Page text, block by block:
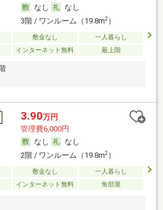
なし
なし
3階 / ワンルーム（19.8m2）
敷金なし
一人暮らし
インターネット無料 最上階
3.90万円
管理費6,000円
なし
なし
2階 / ワンルーム（19.8m2）
敷金なし
一人暮らし
インターネット無料 角部屋